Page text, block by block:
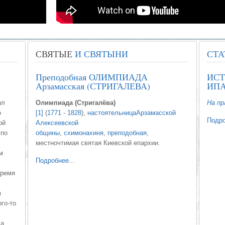
то
СВЯТЫЕ И СВЯТЫНИ
Преподобная ОЛИМПИАДА
Арзамасская (СТРИГАЛЕВА)
Олимпиада (Стригалёва)
[1] (1771 - 1828), настоятельницаАрзамасской
Алексеевской
общины, схимонахиня, преподобная,
местночтимая святая Киевской епархии.
Подробнее...
На